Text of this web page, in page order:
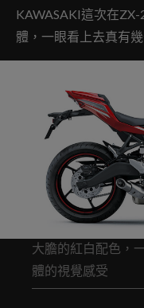
KAWASAKI這次在
體，一眼看上去真有
大膽的紅白配色，
體的視覺感受